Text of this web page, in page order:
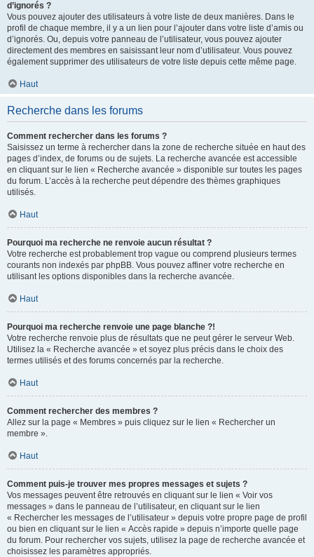
d’ignorés ?
Vous pouvez ajouter des utilisateurs à votre liste de deux manières. Dans le
profil de chaque membre, il y a un lien pour l’ajouter dans votre liste d’amis ou
d’ignorés. Ou, depuis votre panneau de l’utilisateur, vous pouvez ajouter
directement des membres en saisissant leur nom d’utilisateur. Vous pouvez
également supprimer des utilisateurs de votre liste depuis cette même page.
Haut
Recherche dans les forums
Comment rechercher dans les forums ?
Saisissez un terme à rechercher dans la zone de recherche située en haut des
pages d’index, de forums ou de sujets. La recherche avancée est accessible
en cliquant sur le lien « Recherche avancée » disponible sur toutes les pages
du forum. L’accès à la recherche peut dépendre des thèmes graphiques
utilisés.
Haut
Pourquoi ma recherche ne renvoie aucun résultat ?
Votre recherche est probablement trop vague ou comprend plusieurs termes
courants non indexés par phpBB. Vous pouvez affiner votre recherche en
utilisant les options disponibles dans la recherche avancée.
Haut
Pourquoi ma recherche renvoie une page blanche ?!
Votre recherche renvoie plus de résultats que ne peut gérer le serveur Web.
Utilisez la « Recherche avancée » et soyez plus précis dans le choix des
termes utilisés et des forums concernés par la recherche.
Haut
Comment rechercher des membres ?
Allez sur la page « Membres » puis cliquez sur le lien « Rechercher un
membre ».
Haut
Comment puis-je trouver mes propres messages et sujets ?
Vos messages peuvent être retrouvés en cliquant sur le lien « Voir vos
messages » dans le panneau de l’utilisateur, en cliquant sur le lien
« Rechercher les messages de l’utilisateur » depuis votre propre page de profil
ou bien en cliquant sur le lien « Accès rapide » depuis n’importe quelle page
du forum. Pour rechercher vos sujets, utilisez la page de recherche avancée et
choisissez les paramètres appropriés.